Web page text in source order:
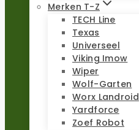
Merken T-Z
TECH Line
Texas
Universeel
Viking Imow
Wiper
Wolf-Garten
Worx Landroid
Yardforce
Zoef Robot